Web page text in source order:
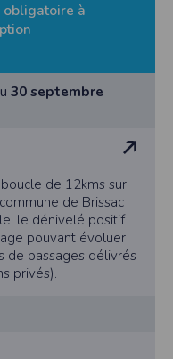
obligatoire à
30 septembre
de 12kms sur
de Brissac
le dénivelé positif
pouvant évoluer
de passages délivrés
privés).